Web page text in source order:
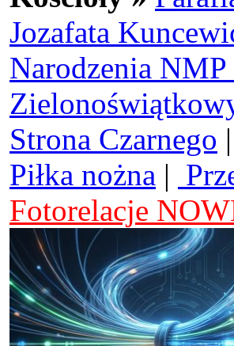
Jozafata
Narodzenia
Strona Czarnego |
Piłka nożna |
Fotorelacje